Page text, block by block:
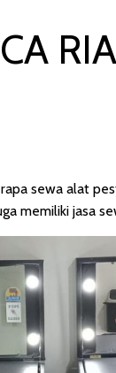
sewa alat
memiliki jasa